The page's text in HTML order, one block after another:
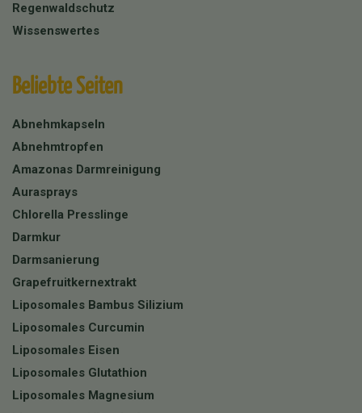
Regenwaldschutz
Wissenswertes
Beliebte Seiten
Abnehmkapseln
Abnehmtropfen
Amazonas Darmreinigung
Aurasprays
Chlorella Presslinge
Darmkur
Darmsanierung
Grapefruitkernextrakt
Liposomales Bambus Silizium
Liposomales Curcumin
Liposomales Eisen
Liposomales Glutathion
Liposomales Magnesium